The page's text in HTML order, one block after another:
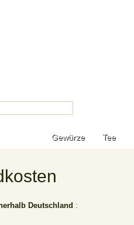
Gewürze Tee
Deutschland :